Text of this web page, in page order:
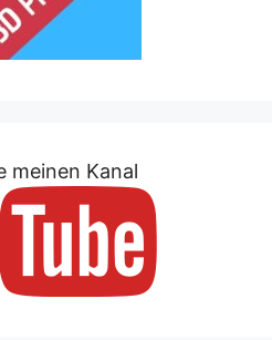
meinen Kanal